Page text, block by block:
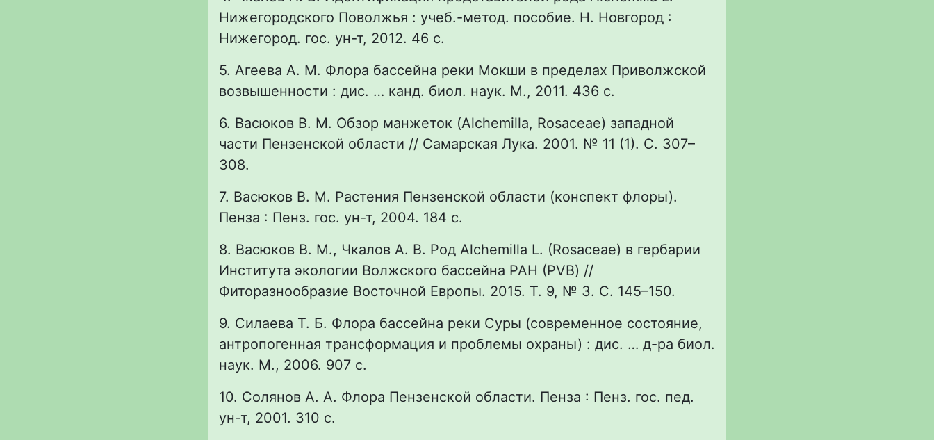
Нижегородского Поволжья : учеб.-метод. пособие. Н. Новгород :
Нижегород. гос. ун-т, 2012. 46 с.
5. Агеева А. М. Флора бассейна реки Мокши в пределах Приволжской
возвышенности : дис. … канд. биол. наук. М., 2011. 436 с.
6. Васюков В. М. Обзор манжеток (Alchemilla, Rosaceae) западной
части Пензенской области // Самарская Лука. 2001. № 11 (1). С. 307–
308.
7. Васюков В. М. Растения Пензенской области (конспект флоры).
Пенза : Пенз. гос. ун-т, 2004. 184 с.
8. Васюков В. М., Чкалов А. В. Род Alchemilla L. (Rosaceae) в гербарии
Института экологии Волжского бассейна РАН (PVB) //
Фиторазнообразие Восточной Европы. 2015. Т. 9, № 3. С. 145–150.
9. Силаева Т. Б. Флора бассейна реки Суры (современное состояние,
антропогенная трансформация и проблемы охраны) : дис. … д-ра биол.
наук. М., 2006. 907 с.
10. Солянов А. А. Флора Пензенской области. Пенза : Пенз. гос. пед.
ун-т, 2001. 310 с.